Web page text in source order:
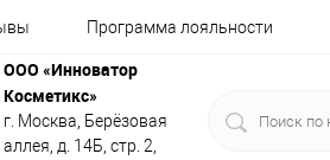
Программа лояльности
ООО «Инноватор
Косметикс»
г. Москва, Берёзовая
аллея, д. 14Б, стр. 2,